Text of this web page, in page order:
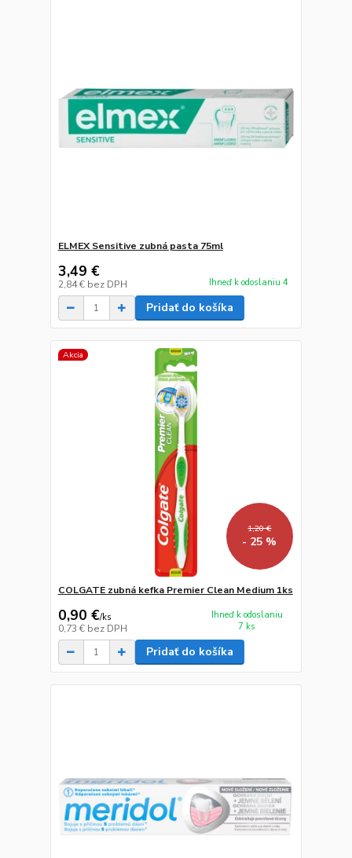
ELMEX Sensitive zubná pasta 75ml
3,49 €
2,84 € bez DPH Ihneď k odoslaniu 4
Pridať do košíka
Akcia
1,20 €
- 25 %
COLGATE zubná kefka Premier Clean Medium 1ks
0,90 €/ks
0,73 € bez DPH
Ihneď k odoslaniu
7 ks
Pridať do košíka